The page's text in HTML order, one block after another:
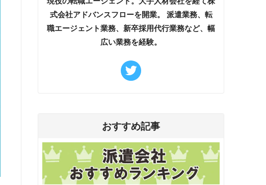
式会社アドバンスフローを開業。 派遣業務、転
職エージェント業務、新卒採用代行業務など、幅
広い業務を経験。
おすすめ記事